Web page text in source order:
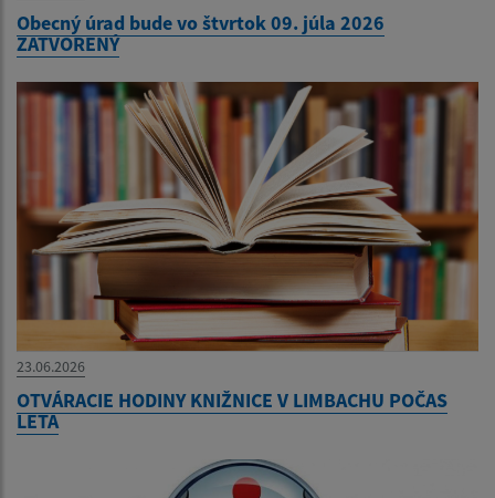
Obecný úrad bude vo štvrtok 09. júla 2026
ZATVORENÝ
23.06.2026
OTVÁRACIE HODINY KNIŽNICE V LIMBACHU POČAS
LETA